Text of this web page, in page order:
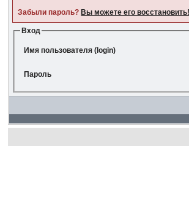
Забыли пароль? Вы можете его восстановить!
Вход
Имя пользователя (login)
Пароль